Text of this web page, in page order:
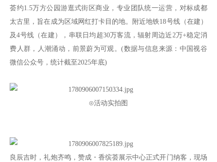
荟约1.5万方公园游逛式街区商业，专业团队统一运营，对标成都
太古里，旨在成为区域网红打卡目的地。附近地铁18号线（在建）
及4号线（在建），串联日均超30万客流，辐射周边近2万+稳定消
费人群，人潮涌动，前景蔚为可观。(数据与信息来源：中国视谷
微信公众号，统计截至2025年底)
⊙活动实拍图
良辰吉时，礼炮齐鸣，赞成・香缤荟展示中心正式开门纳客，现场